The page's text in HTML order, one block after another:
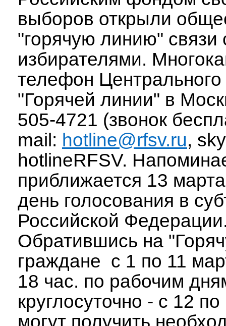
выборов открыли
"горячую линию" связи
избирателями.
телефон Центрального
"Горячей линии" в
505-4721 (звонок
mail: hotline@rfsv.ru,
hotlineRFSV.
приближается 13
день голосования в
Российской
Обратившись на
граждане с 1 по 11
18 час. по рабочим
круглосуточно - с 12